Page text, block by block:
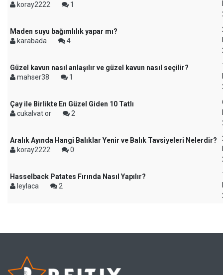
koray2222
1
Maden suyu bağımlılık yapar mı?
karabada
4
Güzel kavun nasıl anlaşılır ve güzel kavun nasıl seçilir?
mahser38
1
Çay ile Birlikte En Güzel Giden 10 Tatlı
cukalvat or
2
Aralık Ayında Hangi Balıklar Yenir ve Balık Tavsiyeleri Nelerdir?
koray2222
0
Hasselback Patates Fırında Nasıl Yapılır?
leylaca
2